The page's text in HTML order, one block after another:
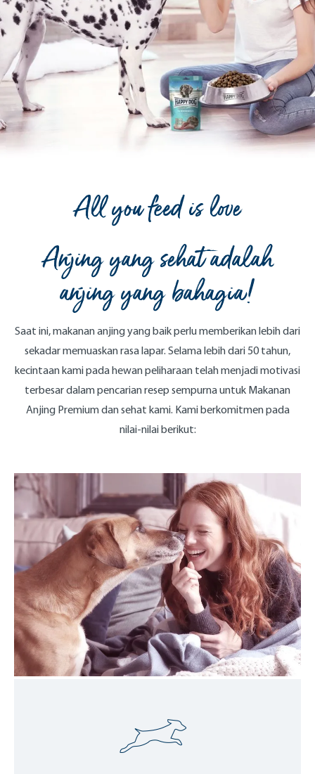
All you feed is love
Anjing yang sehat adalah
anjing yang bahagia!
Saat ini, makanan anjing yang baik perlu memberikan lebih dari
sekadar memuaskan rasa lapar. Selama lebih dari 50 tahun,
kecintaan kami pada hewan peliharaan telah menjadi motivasi
terbesar dalam pencarian resep sempurna untuk Makanan
Anjing Premium dan sehat kami. Kami berkomitmen pada
nilai-nilai berikut: